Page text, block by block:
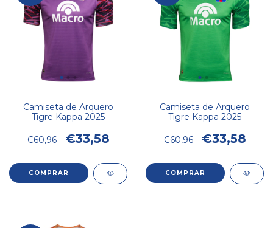
Camiseta de Arquero
Tigre Kappa 2025
€60,96 €33,58
COMPRAR
Camiseta de Arquero
Tigre Kappa 2025
€60,96 €33,58
COMPRAR